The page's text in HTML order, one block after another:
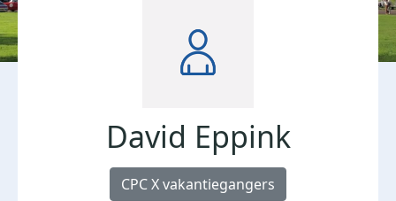
David Eppink
CPC X vakantiegangers